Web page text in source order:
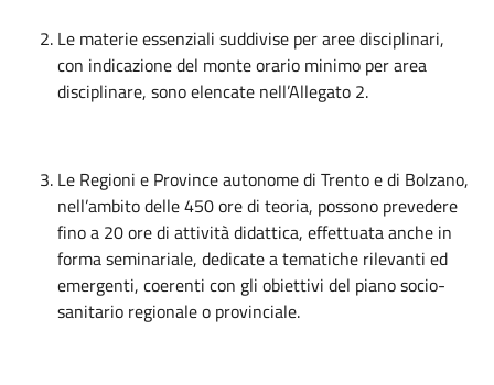
Le materie essenziali suddivise per aree disciplinari,
con indicazione del monte orario minimo per area
disciplinare, sono elencate nell’Allegato 2.
Le Regioni e Province autonome di Trento e di Bolzano,
nell’ambito delle 450 ore di teoria, possono prevedere
fino a 20 ore di attività didattica, effettuata anche in
forma seminariale, dedicate a tematiche rilevanti ed
emergenti, coerenti con gli obiettivi del piano socio-
sanitario regionale o provinciale.